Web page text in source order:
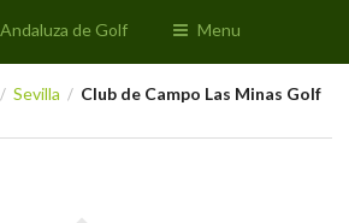
de Golf Menu
/ Sevilla / Club de Campo Las Minas Golf